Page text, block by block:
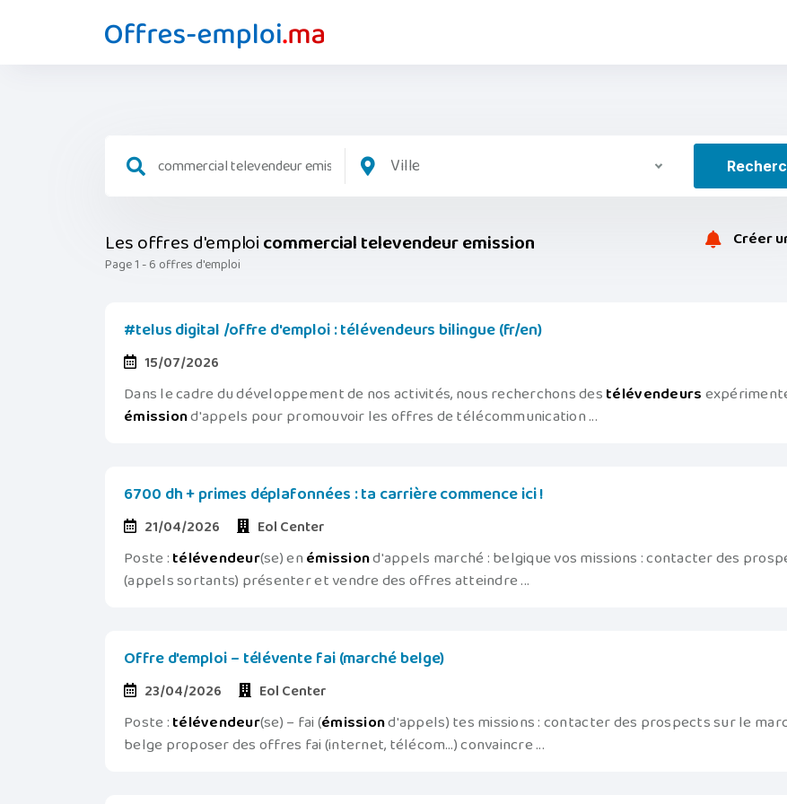
Ville
Les offres d'emploicommercial televendeur emission Créer
Page 1 - 6 offres d'emploi
#telus digital /offre d'emploi : télévendeurs bilingue (fr/en)
15/07/2026
Dans le cadre du développement de nos activités, nous recherchons destélévendeurs
émissiond'appels pour promouvoir les offres de télécommunication ...
6700 dh + primes déplafonnées : ta carrière commence ici !
21/04/2026 Eol Center
Poste :télévendeur(se) enémissiond'appels marché : belgique vos missions : contacter des
(appels sortants) présenter et vendre des offres atteindre ...
Offre d'emploi – télévente fai (marché belge)
23/04/2026 Eol Center
Poste :télévendeur(se) – fai (émissiond'appels) tes missions : contacter des prospects sur le
belge proposer des offres fai (internet, télécom…) convaincre ...